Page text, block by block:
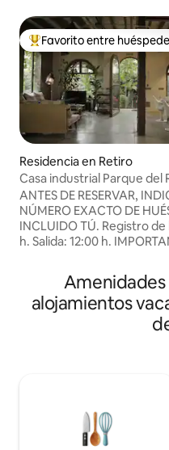
De los mejores en Favorito
Favorito entre
Residencia en Retiro
Casa industrial Parque del
ANTES DE RESERVAR,
NÚMERO EXACTO DE
INCLUIDO TÚ. Registro de llegada: 15:00
h. Salida: 12:00 h. IMPORTANTE:
TOTALMENTE PROHIBIDAS
SESIONES DE FOTOS, LA
PELÍCULAS, ANUNCIOS,
YOUTUBE, VLOGS, etc.
GRABACIONES DE
proporcionen la
pasaporte, número de
dirección y firma a su
alojamientos